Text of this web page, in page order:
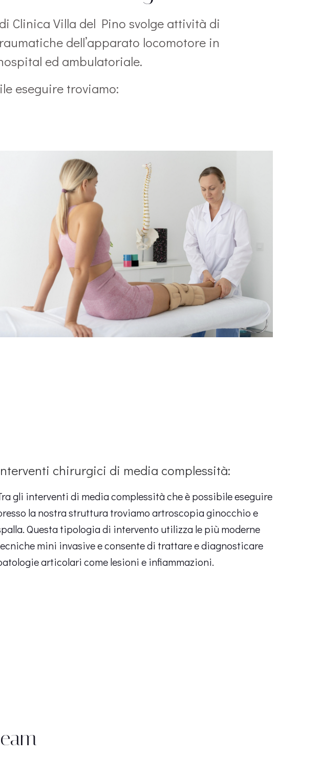
Clinica Villa del Pino svolge attività di
dell’apparato locomotore in
ed ambulatoriale.
eseguire troviamo:
chirurgici di media complessità:
gli interventi di media complessità che è possibile eseguire
la nostra struttura troviamo artroscopia ginocchio e
Questa tipologia di intervento utilizza le più moderne
mini invasive e consente di trattare e diagnosticare
articolari come lesioni e infiammazioni.